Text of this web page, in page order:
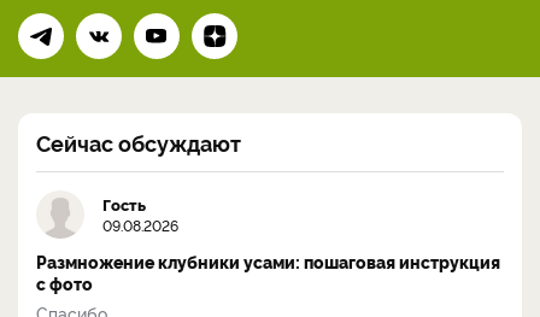
Сейчас обсуждают
Гость
09.08.2026
Размножение клубники усами: пошаговая инструкция
с фото
Спасибо...